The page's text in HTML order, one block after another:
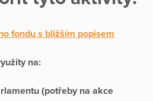
fondu s bližším popisem
na:
(potřeby na akce